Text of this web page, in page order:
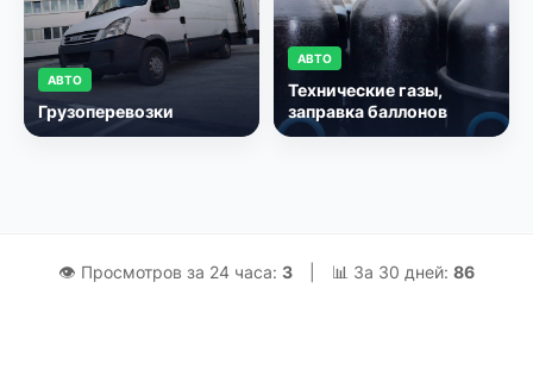
АВТО
Грузоперевозки
АВТО
Технические газы,
заправка баллонов
👁 Просмотров за 24 часа: 3 📊 За 30 дней: 86